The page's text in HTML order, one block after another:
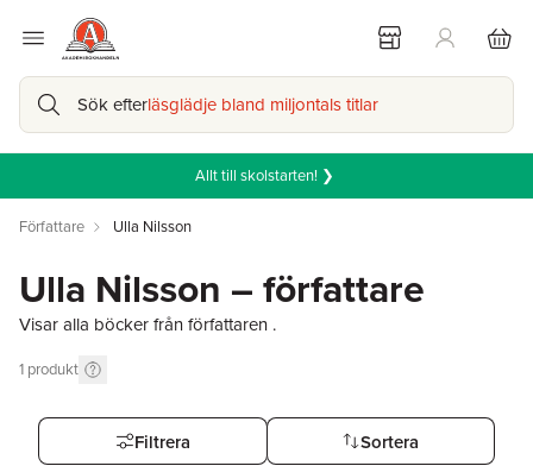
Sök efterläsglädje bland miljontals titlar
Allt till skolstarten! ❯
Författare Ulla Nilsson
Ulla Nilsson – författare
Visar alla böcker från författaren .
1 produkt
Filtrera Sortera